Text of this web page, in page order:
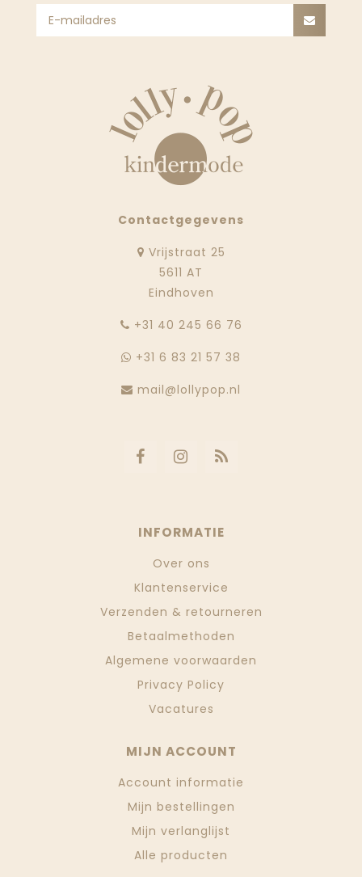
Contactgegevens
Vrijstraat 25
5611 AT
Eindhoven
‭+31 40 245 66 76
+31 6 83 21 57 38
mail@lollypop.nl
INFORMATIE
Over ons
Klantenservice
Verzenden & retourneren
Betaalmethoden
Algemene voorwaarden
Privacy Policy
Vacatures
MIJN ACCOUNT
Account informatie
Mijn bestellingen
Mijn verlanglijst
Alle producten